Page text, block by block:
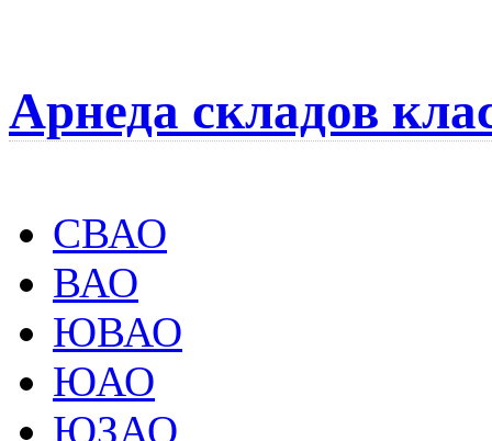
Арнеда складов
СВАО
ВАО
ЮВАО
ЮАО
ЮЗАО